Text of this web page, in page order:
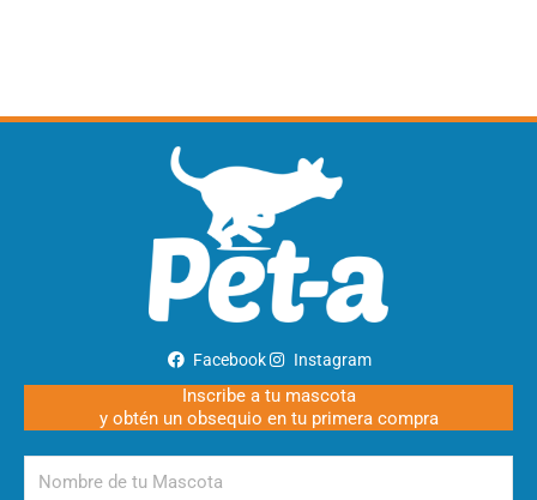
Facebook Instagram
Inscribe a tu mascota
y obtén un obsequio en tu primera compra
de